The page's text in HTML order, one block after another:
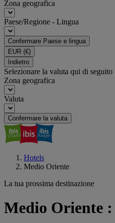
Zona geografica
Paese/Regione - Lingua
Confermare Paese e lingua
EUR (€)
Indietro
Selezionare la valuta qui di seguito
Zona geografica
Valuta
Confermare la valuta
Hotels
Medio Oriente
La tua prossima destinazione
Medio Oriente